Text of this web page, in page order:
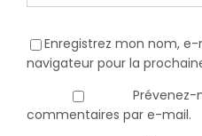
Enregistrez mon nom,
navigateur pour la
Prévenez-
commentaires par e-mail.